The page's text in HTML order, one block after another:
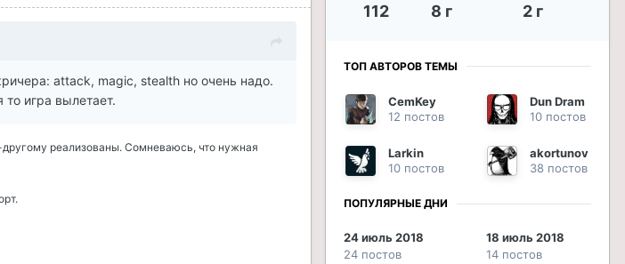
attack, magic, stealth но очень надо.
то игра вылетает.
реализованы. Сомневаюсь, что нужная
112 8 г 2 г
ТОП АВТОРОВ ТЕМЫ
CemKey
12 постов
Dun Dram
10 постов
Larkin
10 постов
akortunov
38 постов
ПОПУЛЯРНЫЕ ДНИ
24 июль 2018
24 постов
18 июль 2018
14 постов